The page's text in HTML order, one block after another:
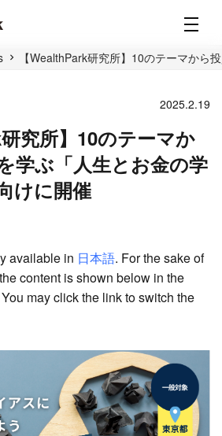
【WealthPark研究所】10のテーマから
2025.2.19
研究所】10のテーマか
学ぶ「人生とお金の学
けに開催
available in 日本語. For the sake of
content is shown below in the
may click the link to switch the